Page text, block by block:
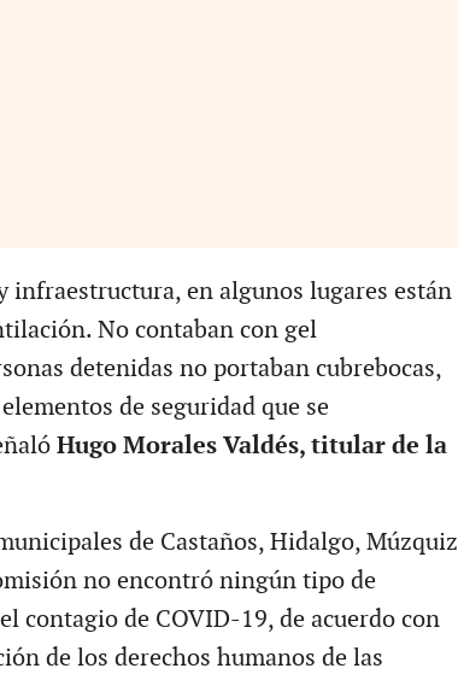
infraestructura, en algunos lugares están
No contaban con gel
detenidas no portaban cubrebocas,
de seguridad que se
Hugo Morales Valdés, titular de la
de Castaños, Hidalgo, Múzquiz
no encontró ningún tipo de
contagio de COVID-19, de acuerdo con
de los derechos humanos de las